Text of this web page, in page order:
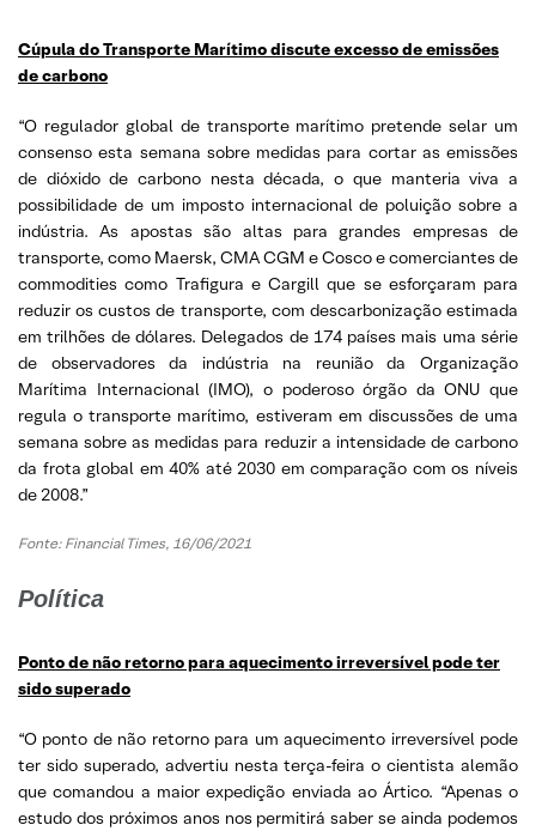
Cúpula do Transporte Marítimo discute excesso de emissões
de carbono
“O regulador global de transporte marítimo pretende selar um
consenso esta semana sobre medidas para cortar as emissões
de dióxido de carbono nesta década, o que manteria viva a
possibilidade de um imposto internacional de poluição sobre a
indústria. As apostas são altas para grandes empresas de
transporte, como Maersk, CMA CGM e Cosco e comerciantes de
commodities como Trafigura e Cargill que se esforçaram para
reduzir os custos de transporte, com descarbonização estimada
em trilhões de dólares. Delegados de 174 países mais uma série
de observadores da indústria na reunião da Organização
Marítima Internacional (IMO), o poderoso órgão da ONU que
regula o transporte marítimo, estiveram em discussões de uma
semana sobre as medidas para reduzir a intensidade de carbono
da frota global em 40% até 2030 em comparação com os níveis
de 2008.”
Fonte: Financial Times, 16/06/2021
Política
Ponto de não retorno para aquecimento irreversível pode ter
sido superado
“O ponto de não retorno para um aquecimento irreversível pode
ter sido superado, advertiu nesta terça-feira o cientista alemão
que comandou a maior expedição enviada ao Ártico. “Apenas o
estudo dos próximos anos nos permitirá saber se ainda podemos